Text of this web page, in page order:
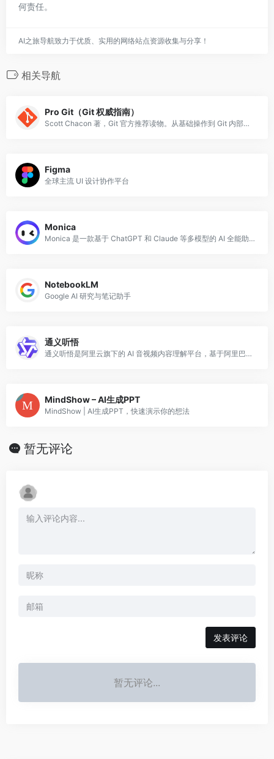
何责任。
AI之旅导航致力于优质、实用的网络站点资源收集与分享！
相关导航
Pro Git（Git 权威指南）
Scott Chacon 著，Git 官方推荐读物。从基础操作到 Git 内部原理，免费开源。
Figma
全球主流 UI 设计协作平台
Monica
Monica 是一款基于 ChatGPT 和 Claude 等多模型的 AI 全能助手，以浏览器扩展插件形式提供服务，可在任意网页上直接调用 AI 能力，无需切
NotebookLM
Google AI 研究与笔记助手
通义听悟
通义听悟是阿里云旗下的 AI 音视频内容理解平台，基于阿里巴巴自研的通义大模型，专注于将音频和视频内容转化为结构化的文字记录和智能摘要。
MindShow – AI生成PPT
MindShow | AI生成PPT，快速演示你的想法
暂无评论
发表评论
暂无评论...